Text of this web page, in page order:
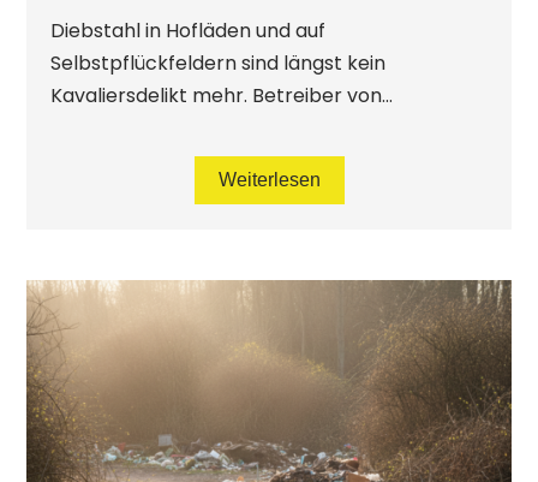
Diebstahl in Hofläden und auf
Selbstpflückfeldern sind längst kein
Kavaliersdelikt mehr. Betreiber von...
Weiterlesen